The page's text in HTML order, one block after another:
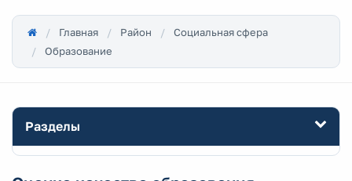
Главная Район
Социальная сфера
Образование
Разделы